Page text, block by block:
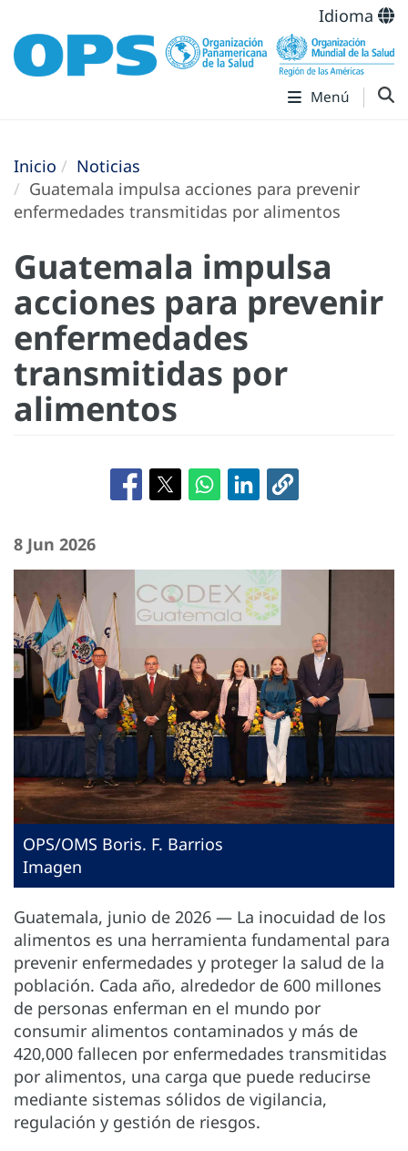
Idioma
Menú
Inicio
Noticias
Guatemala impulsa acciones para prevenir
enfermedades transmitidas por alimentos
Guatemala impulsa
acciones para prevenir
enfermedades
transmitidas por
alimentos
8 Jun 2026
OPS/OMS Boris. F. Barrios
Imagen
Guatemala, junio de 2026 — La inocuidad de los
alimentos es una herramienta fundamental para
prevenir enfermedades y proteger la salud de la
población. Cada año, alrededor de 600 millones
de personas enferman en el mundo por
consumir alimentos contaminados y más de
420,000 fallecen por enfermedades transmitidas
por alimentos, una carga que puede reducirse
mediante sistemas sólidos de vigilancia,
regulación y gestión de riesgos.